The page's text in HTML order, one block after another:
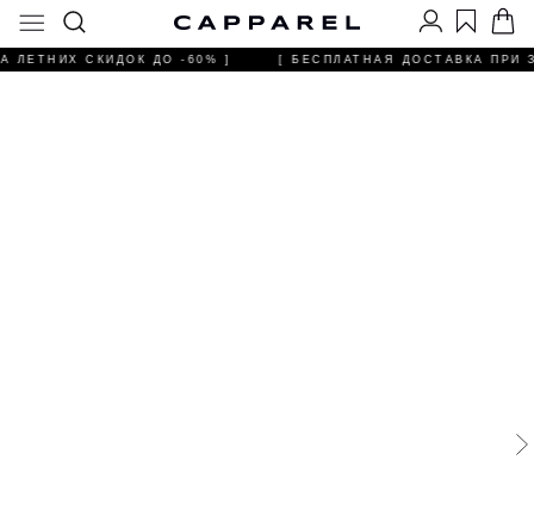
ЛЕТНИХ СКИДОК ДО -60% ] [ БЕСПЛАТНАЯ ДОСТАВКА ПРИ